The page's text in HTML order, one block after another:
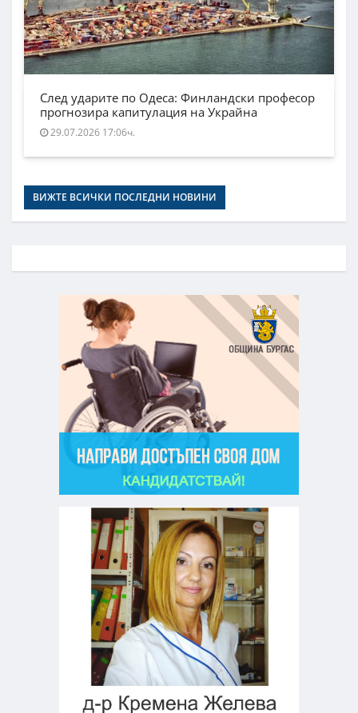
След ударите по Одеса: Финландски професор
прогнозира капитулация на Украйна
29.07.2026 17:06ч.
ВИЖТЕ ВСИЧКИ ПОСЛЕДНИ НОВИНИ